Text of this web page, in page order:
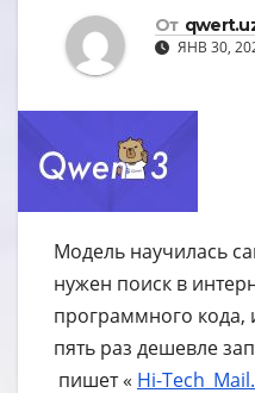
От
ЯНВ 30,
Модель научилась
нужен поиск в
программного кода,
пять раз дешевле
пишет « Hi-